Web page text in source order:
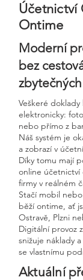
Účetnictví
Ontime
Moderní
bez
Veškeré
elektronicky:
nebo přímo z
Náš systém je
a zobrazí v
Díky tomu mají
online účetnictví
firmy v reálném
Stačí mobil
běží ontime, ať
Ostravě, Plzni
Digitální provoz
snižuje náklady
se vlastnímu
Aktuální